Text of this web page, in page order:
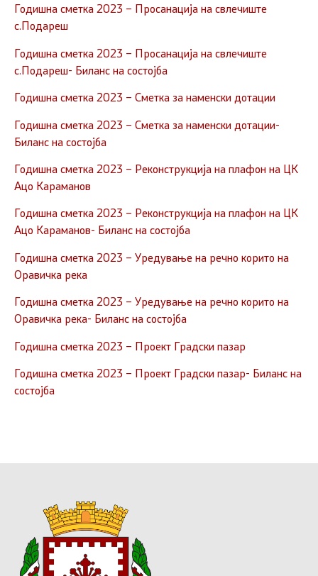
Годишна сметка 2023 – Просанација на свлечиште
с.Подареш
Годишна сметка 2023 – Просанација на свлечиште
с.Подареш- Биланс на состојба
Годишна сметка 2023 – Сметка за наменски дотации
Годишна сметка 2023 – Сметка за наменски дотации-
Биланс на состојба
Годишна сметка 2023 – Реконструкција на плафон на ЦК
Ацо Караманов
Годишна сметка 2023 – Реконструкција на плафон на ЦК
Ацо Караманов- Биланс на состојба
Годишна сметка 2023 – Уредување на речно корито на
Оравичка река
Годишна сметка 2023 – Уредување на речно корито на
Оравичка река- Биланс на состојба
Годишна сметка 2023 – Проект Градски пазар
Годишна сметка 2023 – Проект Градски пазар- Биланс на
состојба